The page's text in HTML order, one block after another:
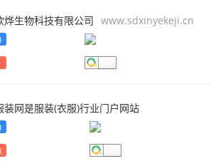
烨生物科技有限公司 www.sdxinyekeji.cn
装网是服装(衣服)行业门户网站